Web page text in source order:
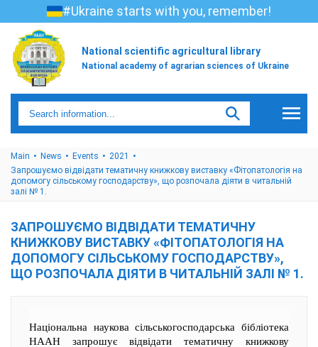
#Ukraine starts with you, remember!
National scientific agricultural library
National academy of agrarian sciences of Ukraine
Main News Events
2021
Запрошуємо відвідати тематичну книжкову виставку «Фітопатологія на
допомогу сільському господарству», що розпочала діяти в читальній
залі № 1.
ЗАПРОШУЄМО ВІДВІДАТИ ТЕМАТИЧНУ
КНИЖКОВУ ВИСТАВКУ «ФІТОПАТОЛОГІЯ НА
ДОПОМОГУ СІЛЬСЬКОМУ ГОСПОДАРСТВУ»,
ЩО РОЗПОЧАЛА ДІЯТИ В ЧИТАЛЬНІЙ ЗАЛІ № 1.
Національна наукова сільськогосподарська бібліотека
НААН запрошує відвідати тематичну книжкову